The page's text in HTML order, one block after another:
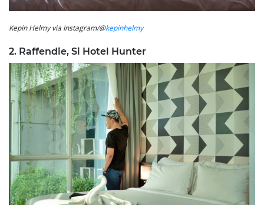
Kepin Helmy via Instagram/@kepinhelmy
2. Raffendie, Si Hotel Hunter